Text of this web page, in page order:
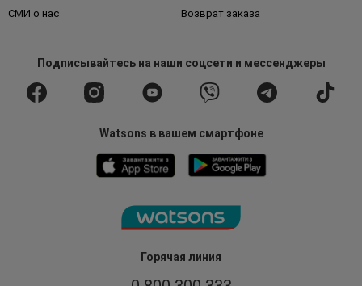
Горячая линия
СМИ о нас Возврат заказа
Подписывайтесьна наши соцсети и мессенджеры
Watsons в вашем смартфоне